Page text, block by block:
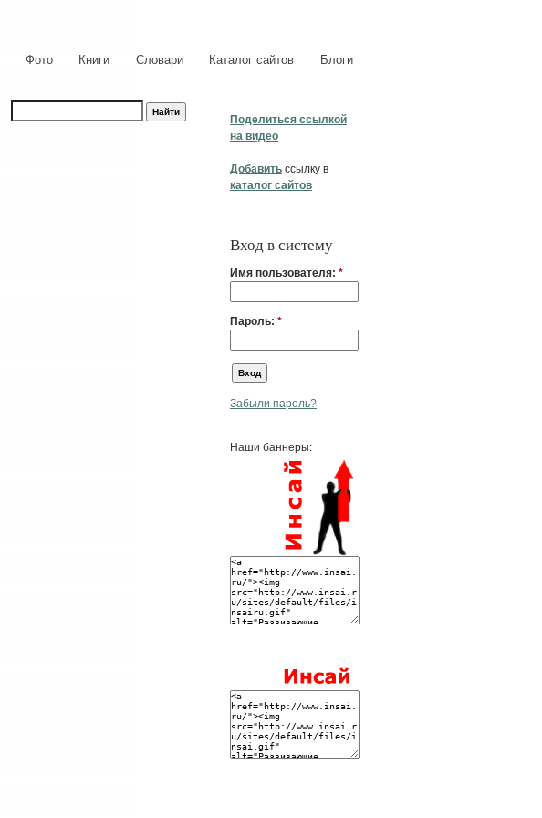
Фото Книги Словари Каталог сайтов Блоги
Поделиться ссылкой
на видео
Добавить ссылку в
каталог сайтов
Вход в систему
Имя пользователя: *
Пароль: *
Забыли пароль?
Наши баннеры: